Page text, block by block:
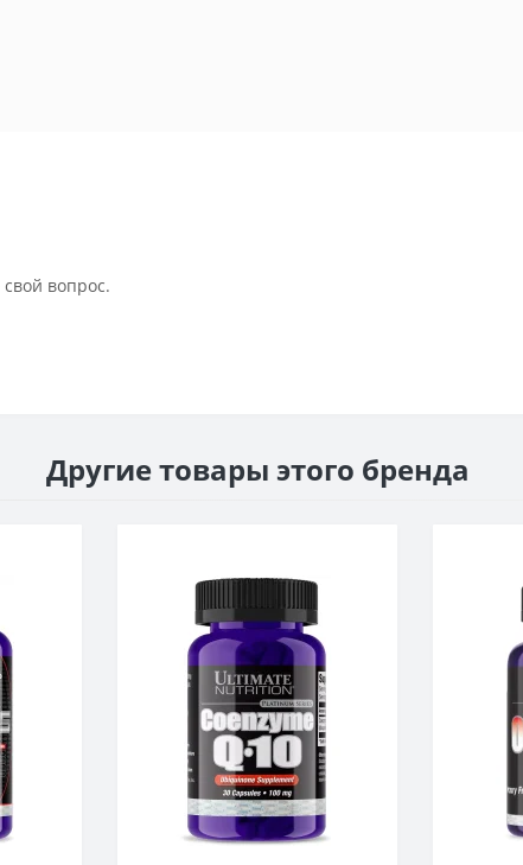
вопрос.
Другие товары этого бренда